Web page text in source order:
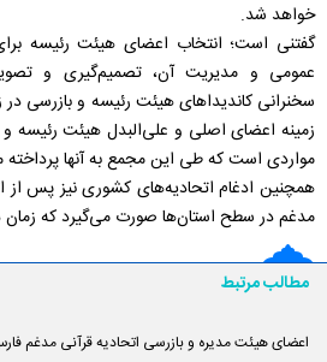
خواهد شد.
گفتنی است؛ انتخاب اعضای هیئت رئیسه
عمومی و مدیریت آن، تصمیم‌گیری و
سخنرانی کاندیداهای هیئت رئیسه و بازرسی در
زمینه اعضای اصلی و علی‌البدل هیئت رئیسه و
مواردی است که طی این مجمع به آنها
همچنین ادغام اتحادیه‌های کشوری نیز پس از
مدغم در سطح استان‌ها صورت می‌گیرد که زمان
مطالب مرتبط
اعضای هیئت مدیره و بازرسی اتحادیه قرآنی